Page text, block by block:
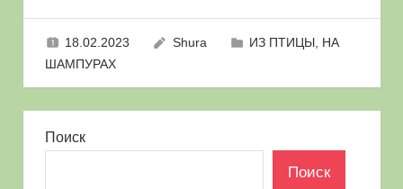
18.02.2023 Shura ИЗ ПТИЦЫ НА
ШАМПУРАХ
Поиск
Поиск